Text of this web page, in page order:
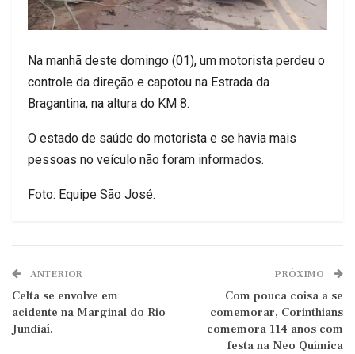
Na manhã deste domingo (01), um motorista perdeu o
controle da direção e capotou na Estrada da
Bragantina, na altura do KM 8.
O estado de saúde do motorista e se havia mais
pessoas no veículo não foram informados.
Foto: Equipe São José.
ANTERIOR
Celta se envolve em
acidente na Marginal do Rio
Jundiaí.
PRÓXIMO
Com pouca coisa a se
comemorar, Corinthians
comemora 114 anos com
festa na Neo Química